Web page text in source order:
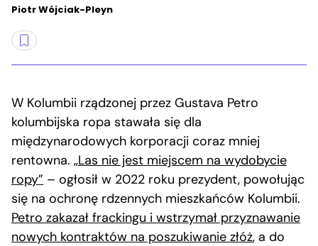
Piotr Wójciak-Pleyn
W Kolumbii rządzonej przez Gustava Petro
kolumbijska ropa stawała się dla
międzynarodowych korporacji coraz mniej
rentowna. „Las nie jest miejscem na wydobycie
ropy” – ogłosił w 2022 roku prezydent, powołując
się na ochronę rdzennych mieszkańców Kolumbii.
Petro zakazał frackingu i wstrzymał przyznawanie
nowych kontraktów na poszukiwanie złóż, a do